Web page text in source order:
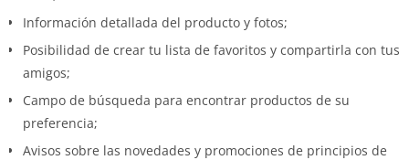
Información detallada del producto y fotos;
Posibilidad de crear tu lista de favoritos y compartirla con tus
amigos;
Campo de búsqueda para encontrar productos de su
preferencia;
Avisos sobre las novedades y promociones de principios de